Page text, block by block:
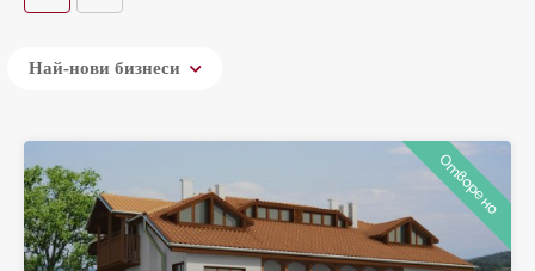
Най-нови бизнеси
Отворено